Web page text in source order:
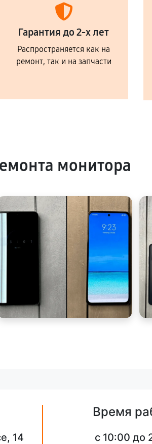
Гарантия до 2-х лет
Распространяется как на
ремонт, так и на запчасти
монитора
14
Время
с 10:00 до